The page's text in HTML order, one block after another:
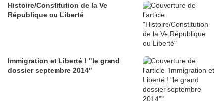
Histoire/Constitution de la Ve
République ou Liberté
Immigration et Liberté ! "le grand
dossier septembre 2014"